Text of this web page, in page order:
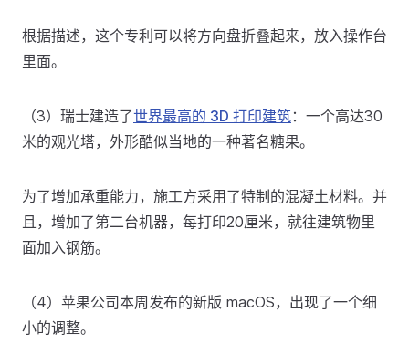
根据描述，这个专利可以将方向盘折叠起来，放入操作台
里面。
（3）瑞士建造了世界最高的 3D 打印建筑：一个高达30
米的观光塔，外形酷似当地的一种著名糖果。
为了增加承重能力，施工方采用了特制的混凝土材料。并
且，增加了第二台机器，每打印20厘米，就往建筑物里
面加入钢筋。
（4）苹果公司本周发布的新版 macOS，出现了一个细
小的调整。